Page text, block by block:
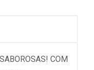
COM